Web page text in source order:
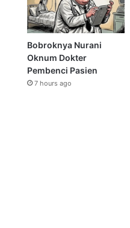
Bobroknya Nurani
Oknum Dokter
Pembenci Pasien
7 hours ago